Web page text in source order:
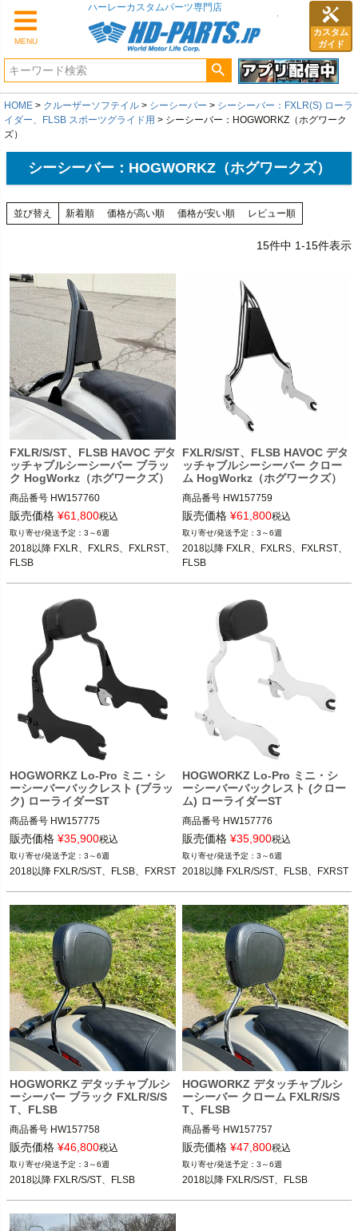
MENU
カスタム
ガイド
ハーレーカスタムパーツ専門店
HOME クルーザーソフテイル シーシーバー
シーシーバー：FXLR(S) ローラ
イダー、FLSB スポーツグライド用
シーシーバー：HOGWORKZ（ホグワーク
ズ）
シーシーバー：HOGWORKZ（ホグワークズ）
並び替え 新着順 価格が高い順 価格が安い順 レビュー順
15件中 1-15件表示
FXLR/S/ST、FLSB HAVOC デタ
ッチャブルシーシーバー ブラッ
ク HogWorkz（ホグワークズ）
商品番号 HW157760
2018以降 FXLR、FXLRS、FXLRST、
FLSB
販売価格 ¥61,800税込
3～6週
2018以降 FXLR、FXLRS、FXLRST、
FLSB
FXLR/S/ST、FLSB HAVOC デタ
ッチャブルシーシーバー クロー
ム HogWorkz（ホグワークズ）
商品番号 HW157759
2018以降 FXLR、FXLRS、FXLRST、
FLSB
販売価格 ¥61,800税込
3～6週
2018以降 FXLR、FXLRS、FXLRST、
FLSB
HOGWORKZ Lo-Pro ミニ・シ
ーシーバーバックレスト (ブラッ
ク) ローライダーST
商品番号 HW157775
販売価格 ¥35,900税込
3～6週
2018以降 FXLR/S/ST、FLSB、FXRST
HOGWORKZ Lo-Pro ミニ・シ
ーシーバーバックレスト (クロー
ム) ローライダーST
商品番号 HW157776
販売価格 ¥35,900税込
3～6週
2018以降 FXLR/S/ST、FLSB、FXRST
HOGWORKZ デタッチャブルシ
ーシーバー ブラック FXLR/S/S
T、FLSB
商品番号 HW157758
2018以降 FXLR、FXLRS、FXLRST、
FLSB
HOGWORKZ（ホグワークズ）
販売価格 ¥46,800税込
3～6週
2018以降 FXLR/S/ST、FLSB
HOGWORKZ デタッチャブルシ
ーシーバー クローム FXLR/S/S
T、FLSB
商品番号 HW157757
2018以降 FXLR、FXLRS、FXLRST、
FLSB
HOGWORKZ（ホグワークズ）
販売価格 ¥47,800税込
3～6週
2018以降 FXLR/S/ST、FLSB